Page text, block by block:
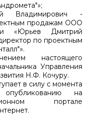
Владимирович -
продажам ООО
«Юрьев Дмитрий
по проектным
настоящего
Управления
Н.Ф. Кочуру.
в силу с момента
на
портале